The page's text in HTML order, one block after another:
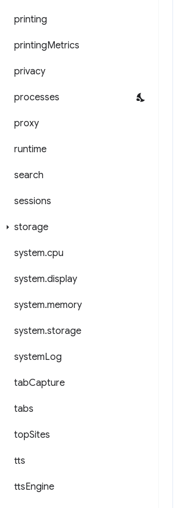
printing
printingMetrics
privacy
processes
proxy
runtime
search
sessions
storage
system.cpu
system.display
system.memory
system.storage
systemLog
tabCapture
tabs
topSites
tts
ttsEngine